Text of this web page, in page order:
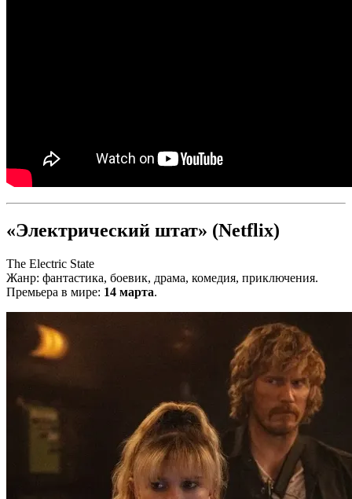
«Электрический штат» (Netflix)
The Electric State
Жанр: фантастика, боевик, драма, комедия, приключения.
Премьера в мире: 14 марта.